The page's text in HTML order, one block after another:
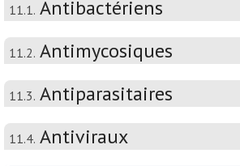
11.1. Antibactériens
11.2. Antimycosiques
11.3. Antiparasitaires
11.4. Antiviraux